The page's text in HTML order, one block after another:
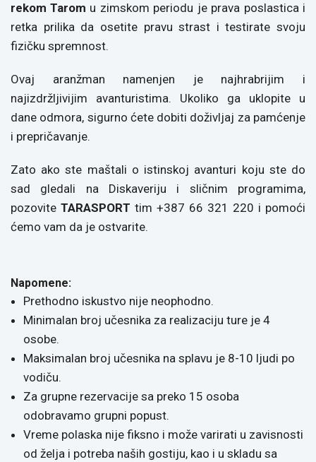
rekom Tarom u zimskom periodu je prava poslastica i
retka prilika da osetite pravu strast i testirate svoju
fizičku spremnost.
Ovaj aranžman namenjen je najhrabrijim i
najizdržljivijim avanturistima. Ukoliko ga uklopite u
dane odmora, sigurno ćete dobiti doživljaj za pamćenje
i prepričavanje.
Zato ako ste maštali o istinskoj avanturi koju ste do
sad gledali na Diskaveriju i sličnim programima,
pozovite TARASPORT tim +387 66 321 220 i pomoći
ćemo vam da je ostvarite.
Napomene:
Prethodno iskustvo nije neophodno.
Minimalan broj učesnika za realizaciju ture je 4
osobe.
Maksimalan broj učesnika na splavu je 8-10 ljudi po
vodiču.
Za grupne rezervacije sa preko 15 osoba
odobravamo grupni popust.
Vreme polaska nije fiksno i može varirati u zavisnosti
od želja i potreba naših gostiju, kao i u skladu sa